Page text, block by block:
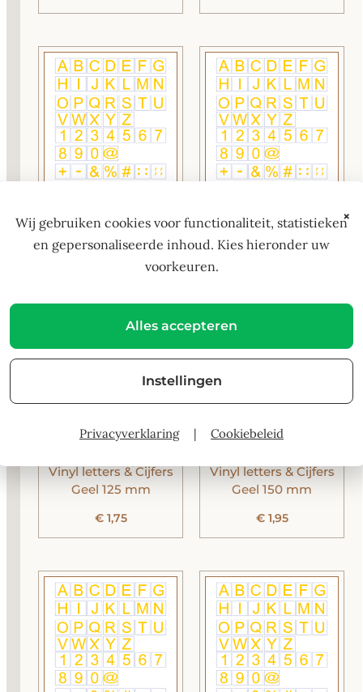
Geel 20 mm
Geel 100 mm
Vinyl letters & Cijfers
Geel 125 mm
€1,75
Vinyl letters & Cijfers
Geel 150 mm
€1,95
×
Wij gebruiken cookies voor functionaliteit, statistieken
en gepersonaliseerde inhoud. Kies hieronder uw
voorkeuren.
Alles accepteren
Instellingen
Privacyverklaring | Cookiebeleid